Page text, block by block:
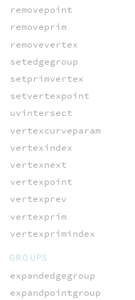
removepoint
removeprim
removevertex
setedgegroup
setprimvertex
setvertexpoint
uvintersect
vertexcurveparam
vertexindex
vertexnext
vertexpoint
vertexprev
vertexprim
vertexprimindex
GROUPS
expandedgegroup
expandpointgroup